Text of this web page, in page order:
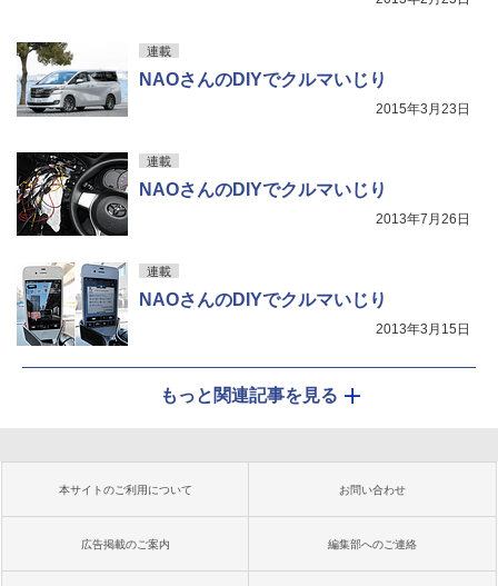
連載
NAOさんのDIYでクルマいじり
2015年3月23日
連載
NAOさんのDIYでクルマいじり
2013年7月26日
連載
NAOさんのDIYでクルマいじり
2013年3月15日
もっと関連記事を見る
本サイトのご利用について お問い合わせ
広告掲載のご案内 編集部へのご連絡